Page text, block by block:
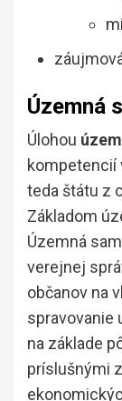
Územná
Úlohou
kompetencií
teda štátu z
Základom
Územná
verejnej
občanov na
spravovanie
na základe
príslušnými